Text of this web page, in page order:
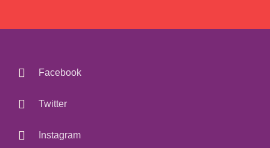
Facebook
Twitter
Instagram